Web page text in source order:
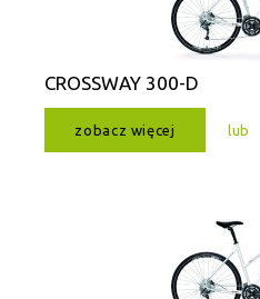
CROSSWAY 300-D
zobacz więcej lub